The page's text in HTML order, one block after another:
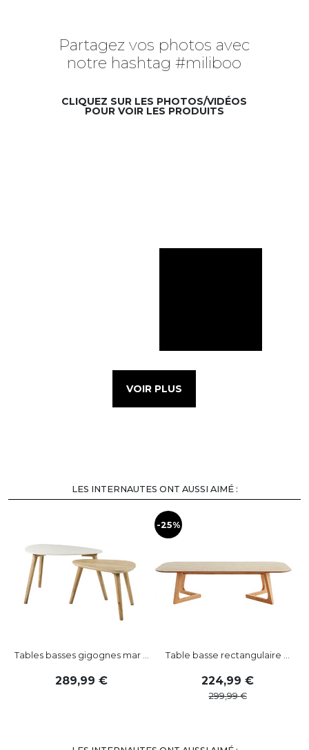
Partagez vos photos avec
notre hashtag #miliboo
CLIQUEZ SUR LES PHOTOS/VIDÉOS
POUR VOIR LES PRODUITS
VOIR PLUS
LES INTERNAUTES ONT AUSSI AIMÉ :
Tables basses gigognes mar ...
289,99
-25%
Table basse rectangulaire ...
224,99
299,99